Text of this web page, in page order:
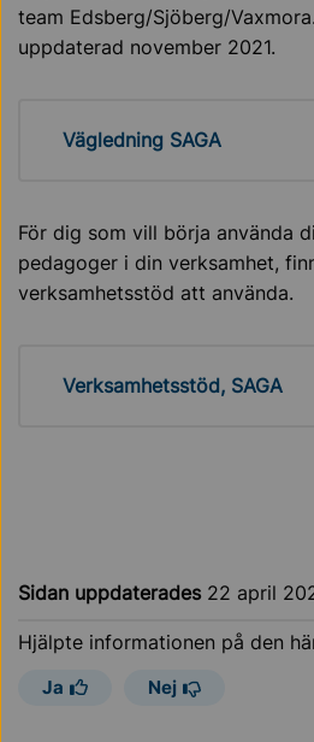
team Edsberg/Sjöberg/
uppdaterad november 2021.
Vägledning SAGA
För dig som vill börja använda
pedagoger i din verksamhet,
verksamhetsstöd att använda.
Verksamhetsstöd, SAGA
Sidan uppdaterades 22 april
Hjälpte informationen på den
Ja Nej